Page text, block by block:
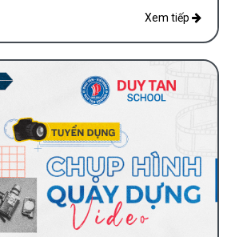
NH 2022-2023
Xem tiếp